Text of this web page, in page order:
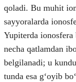
qoladi. Bu muhit
sayyoralarda
Yupiterda
necha qatlamdan
belgilanadi; u
tunda esa gʻoyib